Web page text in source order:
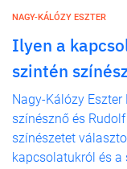
NAGY-KÁLÓZY ESZTER
Ilyen a
szintén
Nagy-Kálózy
színésznő és
színészetet
kapcsolatukról és